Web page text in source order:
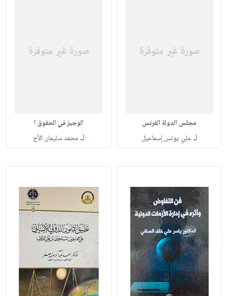
مجلس الدولة الفرنس
لـعلي يونس إسماعيل
الوجيز في الحقوق ا
لـ محمد سليمان الأح